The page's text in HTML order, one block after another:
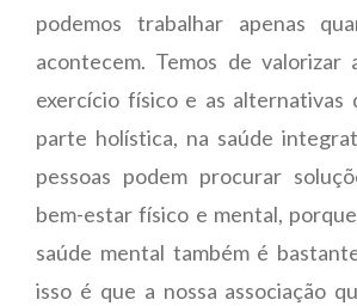
podemos trabalhar apenas
acontecem. Temos de valorizar
exercício físico e as alternativas
parte holística, na saúde
pessoas podem procurar
bem-estar físico e mental,
saúde mental também é
isso é que a nossa associação